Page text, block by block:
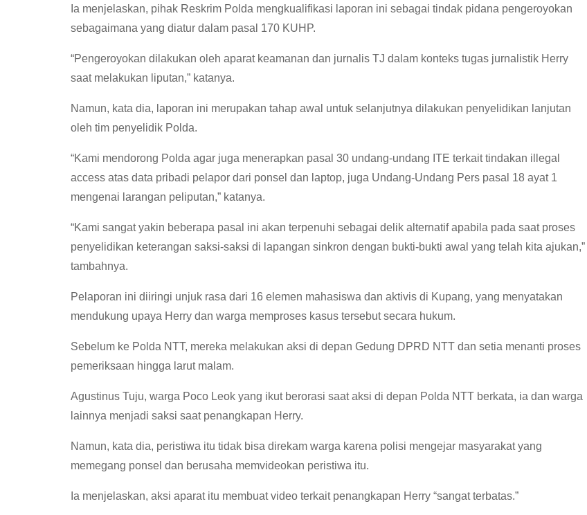
Ia menjelaskan, pihak Reskrim Polda mengkualifikasi laporan ini sebagai tindak pidana pengeroyokan
sebagaimana yang diatur dalam pasal 170 KUHP.
“Pengeroyokan dilakukan oleh aparat keamanan dan jurnalis TJ dalam konteks tugas jurnalistik Herry
saat melakukan liputan,” katanya.
Namun, kata dia, laporan ini merupakan tahap awal untuk selanjutnya dilakukan penyelidikan lanjutan
oleh tim penyelidik Polda.
“Kami mendorong Polda agar juga menerapkan pasal 30 undang-undang ITE terkait tindakan illegal
access atas data pribadi pelapor dari ponsel dan laptop, juga Undang-Undang Pers pasal 18 ayat 1
mengenai larangan peliputan,” katanya.
“Kami sangat yakin beberapa pasal ini akan terpenuhi sebagai delik alternatif apabila pada saat proses
penyelidikan keterangan saksi-saksi di lapangan sinkron dengan bukti-bukti awal yang telah kita ajukan,”
tambahnya.
Pelaporan ini diiringi unjuk rasa dari 16 elemen mahasiswa dan aktivis di Kupang, yang menyatakan
mendukung upaya Herry dan warga memproses kasus tersebut secara hukum.
Sebelum ke Polda NTT, mereka melakukan aksi di depan Gedung DPRD NTT dan setia menanti proses
pemeriksaan hingga larut malam.
Agustinus Tuju, warga Poco Leok yang ikut berorasi saat aksi di depan Polda NTT berkata, ia dan warga
lainnya menjadi saksi saat penangkapan Herry.
Namun, kata dia, peristiwa itu tidak bisa direkam warga karena polisi mengejar masyarakat yang
memegang ponsel dan berusaha memvideokan peristiwa itu.
Ia menjelaskan, aksi aparat itu membuat video terkait penangkapan Herry “sangat terbatas.”